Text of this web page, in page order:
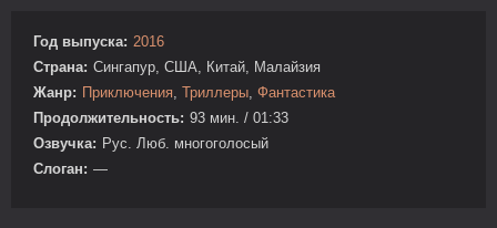
Год выпуска: 2016
Страна: Сингапур, США, Китай, Малайзия
Жанр: Приключения, Триллеры, Фантастика
Продолжительность: 93 мин. / 01:33
Озвучка: Рус. Люб. многоголосый
Слоган: —